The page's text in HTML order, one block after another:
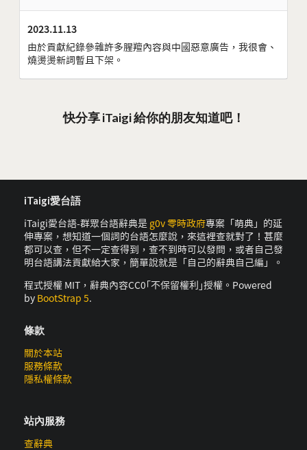
2023.11.13
由於貢獻紀錄參雜許多腥羶內容與中國惡意廣告，我很會、
燒燙燙新詞暫且下架。
快分享 iTaigi 給你的朋友知道吧！
iTaigi愛台語
iTaigi愛台語-群眾台語辭典是 g0v 零時政府專案「萌典」的延
伸專案，想知道一個詞的台語怎麼說，來這裡查就對了！甚麼
都可以查，但不一定查得到，查不到時可以發問，或者自己發
明台語講法貢獻給大家，簡單說就是「自己的辭典自己編」。
程式授權 MIT，辭典內容CC0｢不保留權利｣授權。Powered
by BootStrap 5.
條款
關於本站
服務條款
隱私權條款
站內服務
查辭典